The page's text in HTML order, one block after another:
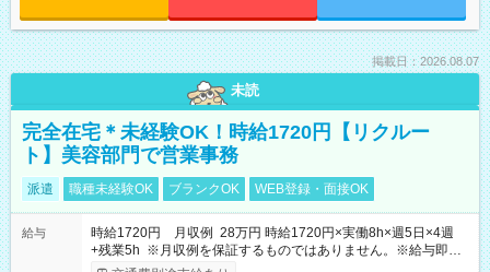
掲載日：2026.08.07
未読
完全在宅＊未経験OK！時給1720円【リクルー
ト】美容部門で営業事務
派遣 職種未経験OK ブランクOK WEB登録・面接OK
給与
時給1720円 月収例 28万円 時給1720円×実働8h×週5日×4週
+残業5h ※月収例を保証するものではありません。※給与即受
取りサービス利用可（利用条件有）